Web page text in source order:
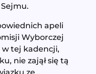
apeli
Wyborczej
w tej kadencji,
nie zajął się tą
ze